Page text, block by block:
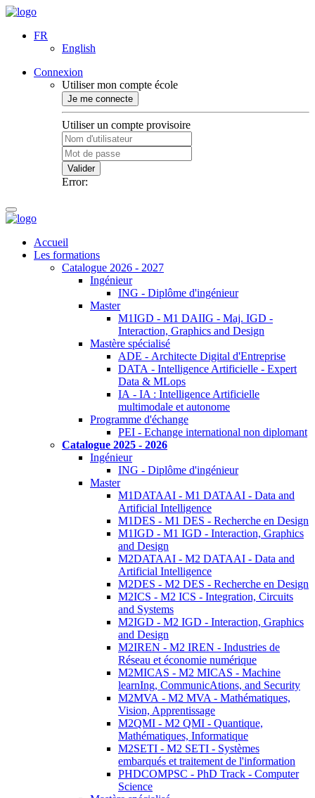
FR
English
Connexion
Utiliser mon compte école
Je me connecte
Utiliser un compte provisoire
Valider
Error:
Accueil
Les formations
Catalogue 2026 - 2027
Ingénieur
ING - Diplôme d'ingénieur
Master
M1IGD - M1 DAIIG - Maj. IGD -
Interaction, Graphics and Design
Mastère spécialisé
ADE - Architecte Digital d'Entreprise
DATA - Intelligence Artificielle - Expert
Data & MLops
IA - IA : Intelligence Artificielle
multimodale et autonome
Programme d'échange
PEI - Echange international non diplomant
Catalogue 2025 - 2026
Ingénieur
ING - Diplôme d'ingénieur
Master
M1DATAAI - M1 DATAAI - Data and
Artificial Intelligence
M1DES - M1 DES - Recherche en Design
M1IGD - M1 IGD - Interaction, Graphics
and Design
M2DATAAI - M2 DATAAI - Data and
Artificial Intelligence
M2DES - M2 DES - Recherche en Design
M2ICS - M2 ICS - Integration, Circuits
and Systems
M2IGD - M2 IGD - Interaction, Graphics
and Design
M2IREN - M2 IREN - Industries de
Réseau et économie numérique
M2MICAS - M2 MICAS - Machine
learnIng, CommunicAtions, and Security
M2MVA - M2 MVA - Mathématiques,
Vision, Apprentissage
M2QMI - M2 QMI - Quantique,
Mathématiques, Informatique
M2SETI - M2 SETI - Systèmes
embarqués et traitement de l'information
PHDCOMPSC - PhD Track - Computer
Science